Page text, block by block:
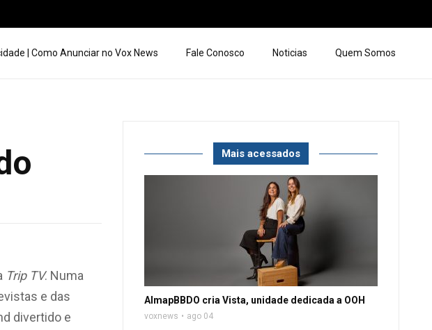
| Como Anunciar no Vox News Fale Conosco Noticias Quem Somos
Trip TV. Numa
e das
divertido e
Mais acessados
AlmapBBDO cria Vista, unidade dedicada a OOH
voxnews ago 04